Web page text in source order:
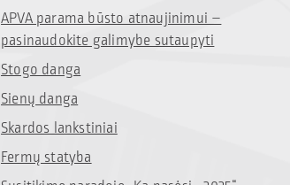
APVA parama būsto atnaujinimui –
pasinaudokite galimybe sutaupyti
Stogo danga
Sienų danga
Skardos lankstiniai
Fermų statyba